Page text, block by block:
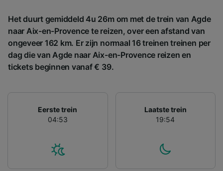
Het duurt gemiddeld 4u 26m om met de trein van Agde
naar Aix-en-Provence te reizen, over een afstand van
ongeveer 162 km. Er zijn normaal 16 treinen treinen per
dag die van Agde naar Aix-en-Provence reizen en
tickets beginnen vanaf € 39.
Eerste trein
04:53
Laatste trein
19:54